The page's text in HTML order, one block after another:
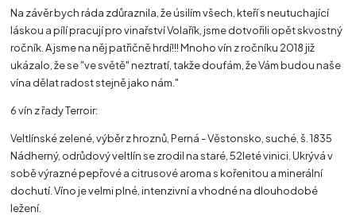
Na závěr bych ráda zdůraznila, že úsilím všech, kteří s neutuchající
láskou a pílí pracují pro vinařství Volařík, jsme dotvořili opět skvostný
ročník. A jsme na něj patřičně hrdí!!! Mnoho vín z ročníku 2018 již
ukázalo, že se "ve světě" neztratí, takže doufám, že Vám budou naše
vína dělat radost stejně jako nám."
6 vín z řady Terroir:
Veltlínské zelené, výběr z hroznů, Perná - Věstonsko, suché, š. 1835
Nádherný, odrůdový veltlín se zrodil na staré, 52leté vinici. Ukrývá v
sobě výrazné pepřové a citrusové aroma s kořenitou a minerální
dochutí. Víno je velmi plné, intenzivní a vhodné na dlouhodobé
ležení.